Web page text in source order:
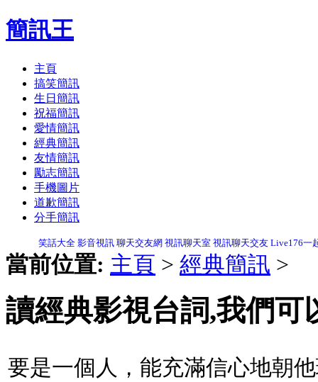
簡訊王
主頁
搞笑簡訊
生日簡訊
祝福簡訊
愛情簡訊
經典簡訊
友情簡訊
勵志簡訊
手機圖片
道歉簡訊
分手簡訊
笑話大全 影音視訊 聊天交友網 視訊聊天室 視訊聊天交友 Live176一
當前位置: 主頁 > 經典簡訊 >
讀經典影視台詞,我們可
要是一個人，能充滿信心地朝